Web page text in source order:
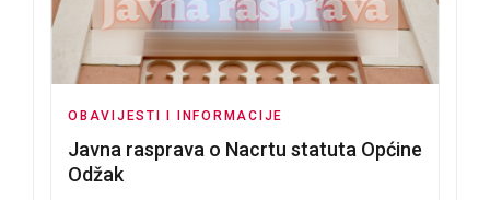
OBAVIJESTI I INFORMACIJE
Javna rasprava o Nacrtu statuta Općine
Odžak